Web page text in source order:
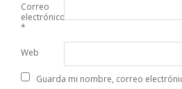
Correo
electrónico
*
Web
Guarda mi nombre, correo